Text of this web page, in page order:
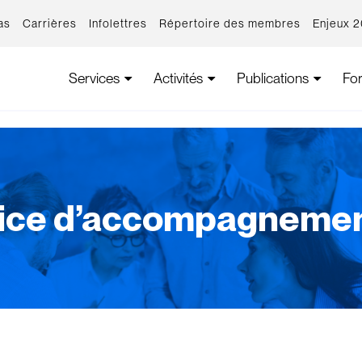
Carrières Infolettres Répertoire des membres Enjeux
Services Activités Publications